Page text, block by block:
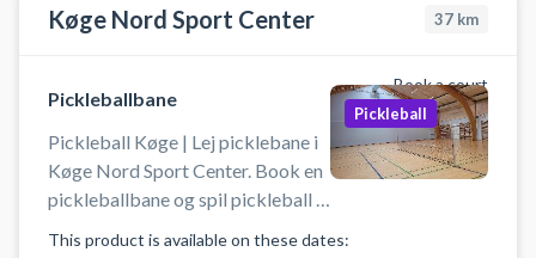
tennisbaner på grus eller
Medbring selv udstyr - bat og
bolde.
Køge Nord Sport Center 37 km
Book a court
Pickleballbane
Pickleball Køge | Lej picklebane i
Køge Nord Sport Center. Book en
pickleballbane og spil pickleball i
Pickleball
This product is available on these dates: